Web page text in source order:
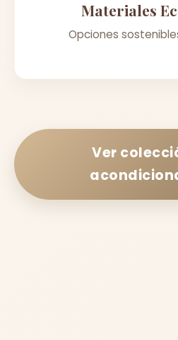
Materiales
Opciones
Ver